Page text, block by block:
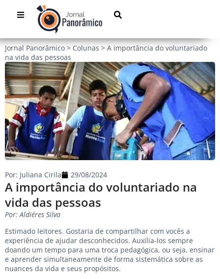
Jornal Panorâmico > Colunas > A importância do voluntariado
na vida das pessoas
A importância do voluntariado na
vida das pessoas
Por: Juliana Cirila 29/08/2024
Por: Aldiéres Silva
Estimado leitores. Gostaria de compartilhar com vocês a
experiência de ajudar desconhecidos. Auxilia-los sempre
doando um tempo para uma troca pedagógica, ou seja, ensinar
e aprender simultaneamente de forma sistemática sobre as
nuances da vida e seus propósitos.